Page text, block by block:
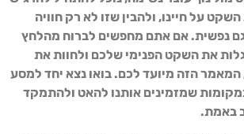
על חיינו, ולהבין שזו לא רק חוויה
נפשית. אם אתם מחפשים לברוח מהלחץ
את השקט הפנימי שלכם ולחוות את
המאמר הזה מיועד לכם. בואו נצא יחד למסע
שמזמינים אותנו להאט ולהתמקד
באמת.